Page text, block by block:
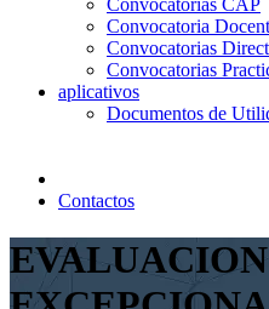
Convocatoria
Convocatorias
Convocatorias
aplicativos
Documentos de
Contactos
EVALUACION